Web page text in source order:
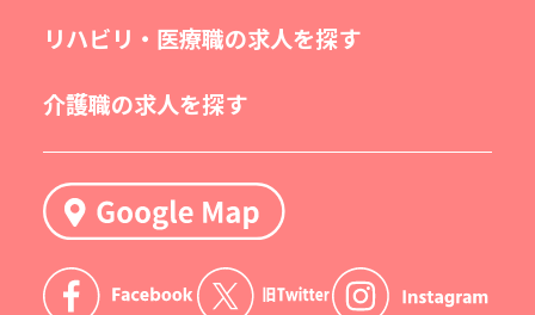
リハビリ・医療職の求人を探す
介護職の求人を探す